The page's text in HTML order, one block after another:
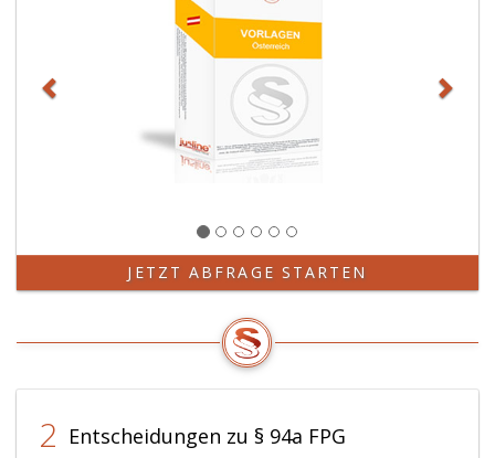
JETZT ABFRAGE STARTEN
2 Entscheidungen zu § 94a FPG